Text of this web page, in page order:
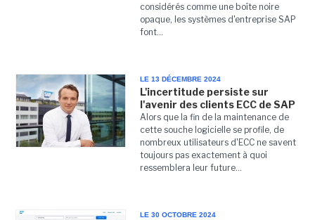
considérés comme une boîte noire
opaque, les systèmes d'entreprise SAP
font...
LE 13 DÉCEMBRE 2024
L'incertitude persiste sur
l'avenir des clients ECC de SAP
Alors que la fin de la maintenance de
cette souche logicielle se profile, de
nombreux utilisateurs d'ECC ne savent
toujours pas exactement à quoi
ressemblera leur future...
LE 30 OCTOBRE 2024